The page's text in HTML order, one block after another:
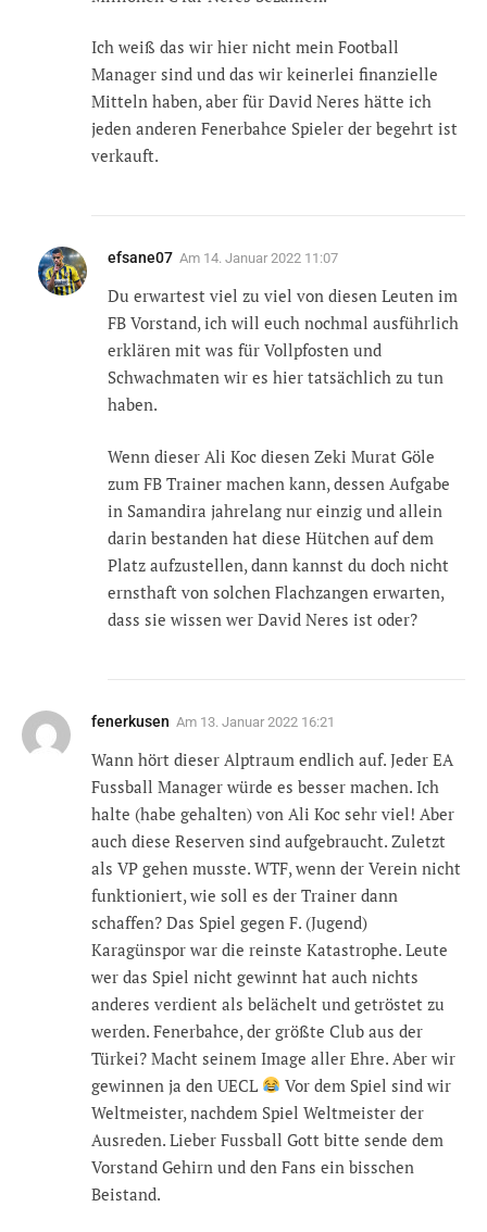
Ich weiß das wir hier nicht mein Football
Manager sind und das wir keinerlei finanzielle
Mitteln haben, aber für David Neres hätte ich
jeden anderen Fenerbahce Spieler der begehrt ist
verkauft.
efsane07 Am 14. Januar 2022 11:07
Du erwartest viel zu viel von diesen Leuten im
FB Vorstand, ich will euch nochmal ausführlich
erklären mit was für Vollpfosten und
Schwachmaten wir es hier tatsächlich zu tun
haben.
Wenn dieser Ali Koc diesen Zeki Murat Göle
zum FB Trainer machen kann, dessen Aufgabe
in Samandira jahrelang nur einzig und allein
darin bestanden hat diese Hütchen auf dem
Platz aufzustellen, dann kannst du doch nicht
ernsthaft von solchen Flachzangen erwarten,
dass sie wissen wer David Neres ist oder?
fenerkusen Am 13. Januar 2022 16:21
Wann hört dieser Alptraum endlich auf. Jeder EA
Fussball Manager würde es besser machen. Ich
halte (habe gehalten) von Ali Koc sehr viel! Aber
auch diese Reserven sind aufgebraucht. Zuletzt
als VP gehen musste. WTF, wenn der Verein nicht
funktioniert, wie soll es der Trainer dann
schaffen? Das Spiel gegen F. (Jugend)
Karagünspor war die reinste Katastrophe. Leute
wer das Spiel nicht gewinnt hat auch nichts
anderes verdient als belächelt und getröstet zu
werden. Fenerbahce, der größte Club aus der
Türkei? Macht seinem Image aller Ehre. Aber wir
gewinnen ja den UECL
Vor dem Spiel sind wir
Weltmeister, nachdem Spiel Weltmeister der
Ausreden. Lieber Fussball Gott bitte sende dem
Vorstand Gehirn und den Fans ein bisschen
Beistand.